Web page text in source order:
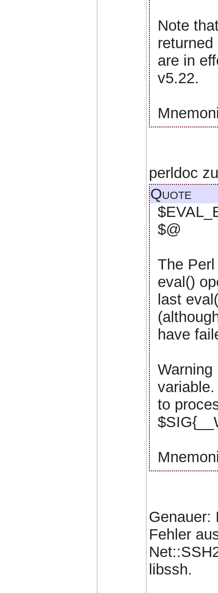
Note
are in
v5.22.
perldoc
Quote
$@
The
eval()
last
have
to
Genauer:
Fehler
libssh.